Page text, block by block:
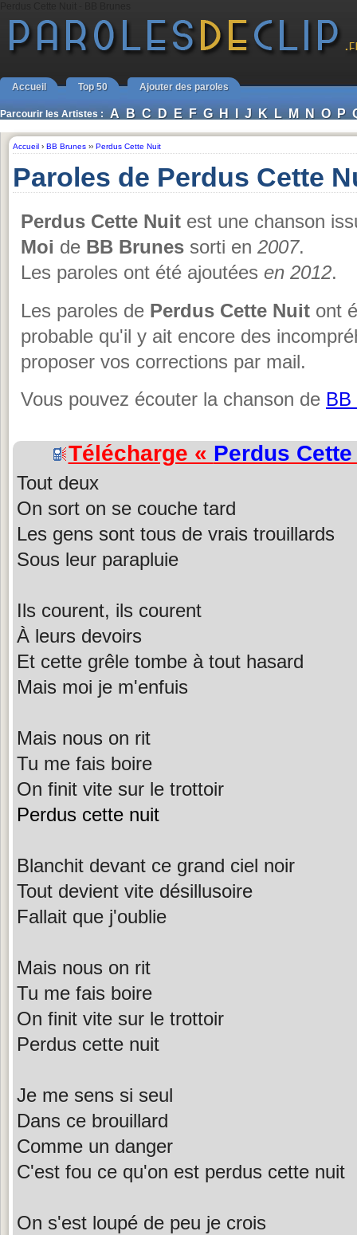
Accueil Top 50 Ajouter des paroles
Parcourir les Artistes : A B C D E F G H I J K L M N O P
Accueil › BB Brunes ›› Perdus Cette Nuit
Paroles de Perdus Cette
Perdus Cette Nuit est une chanson
Moi de BB Brunes sorti en 2007.
Les paroles ont été ajoutées en 2012.
Les paroles de Perdus Cette Nuit ont
probable qu'il y ait encore des
proposer vos corrections par mail.
Vous pouvez écouter la chanson de BB
Télécharge « Perdus
Tout deux
On sort on se couche tard
Les gens sont tous de vrais trouillards
Sous leur parapluie
Ils courent, ils courent
À leurs devoirs
Et cette grêle tombe à tout hasard
Mais moi je m'enfuis
Mais nous on rit
Tu me fais boire
On finit vite sur le trottoir
Perdus cette nuit
Blanchit devant ce grand ciel noir
Tout devient vite désillusoire
Fallait que j'oublie
Mais nous on rit
Tu me fais boire
On finit vite sur le trottoir
Perdus cette nuit
Je me sens si seul
Dans ce brouillard
Comme un danger
C'est fou ce qu'on est perdus cette nuit
On s'est loupé de peu je crois